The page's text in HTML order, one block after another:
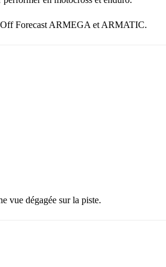
Off Forecast ARMEGA et ARMATIC.
vue dégagée sur la piste.